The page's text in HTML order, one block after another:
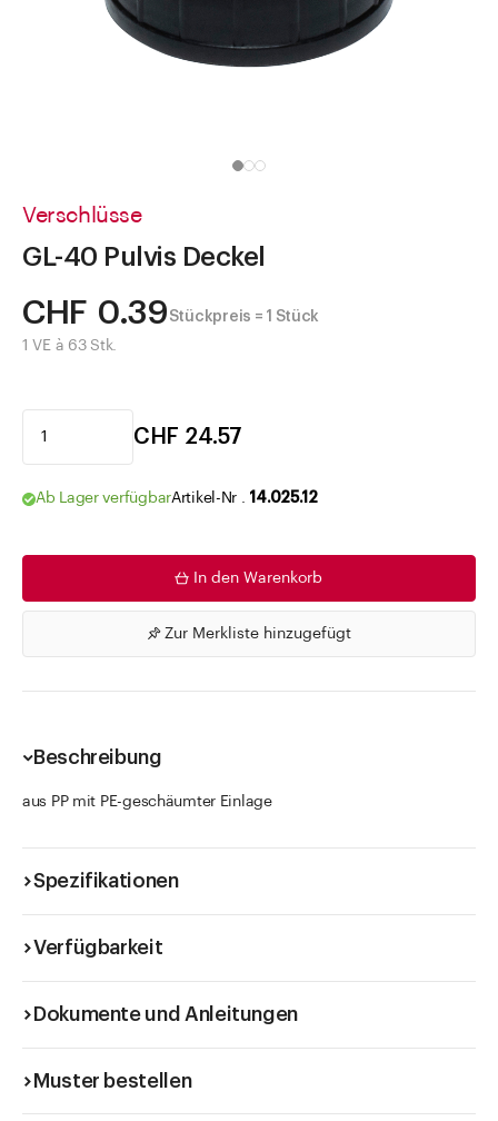
Verschlüsse
GL-40 Pulvis Deckel
CHF 0.39 Stückpreis = 1 Stück
1 VE à 63 Stk.
CHF 24.57
Ab Lager verfügbarArtikel-Nr . 14.025.12
In den Warenkorb
Zur Merkliste hinzugefügt
Beschreibung
aus PP mit PE-geschäumter Einlage
Spezifikationen
Verfügbarkeit
Dokumente und Anleitungen
Muster bestellen